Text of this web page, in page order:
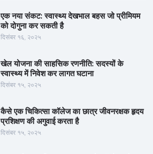
एक नया संकट: स्वास्थ्य देखभाल बहस जो प्रीमियम
को दोगुना कर सकती है
दिसंबर १६, २०२५
खेल योजना की साहसिक रणनीति: सदस्यों के
स्वास्थ्य में निवेश कर लागत घटाना
दिसंबर १५, २०२५
कैसे एक चिकित्सा कॉलेज का छात्र जीवनरक्षक हृदय
प्रशिक्षण की अगुवाई करता है
दिसंबर १५, २०२५